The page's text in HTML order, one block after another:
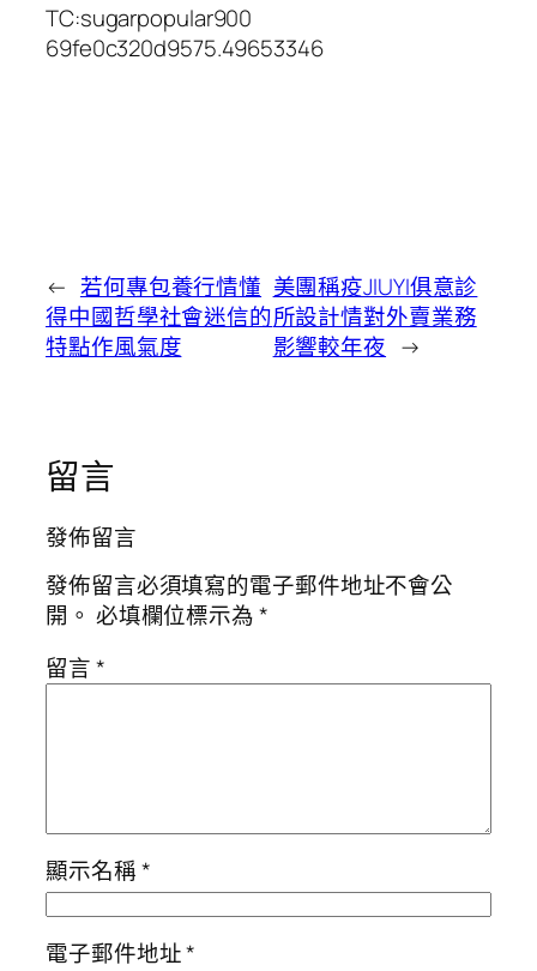
TC:sugarpopular900
69fe0c320d9575.49653346
← 若何專包養行情懂
得中國哲學社會迷信的
特點作風氣度
美團稱疫JIUYI俱意診
所設計情對外賣業務
影響較年夜 →
留言
發佈留言
發佈留言必須填寫的電子郵件地址不會公
開。 必填欄位標示為*
留言*
顯示名稱*
電子郵件地址*